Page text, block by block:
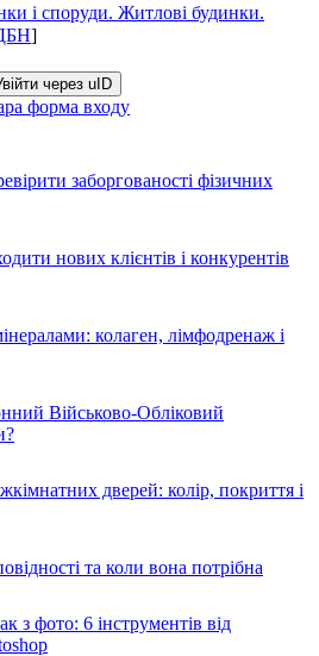
і споруди. Житлові будинки.
]
через uID
форма входу
заборгованості фізичних
нових клієнтів і конкурентів
колаген, лімфодренаж і
Військово-Обліковий
дверей: колір, покриття і
та коли вона потрібна
з фото: 6 інструментів від